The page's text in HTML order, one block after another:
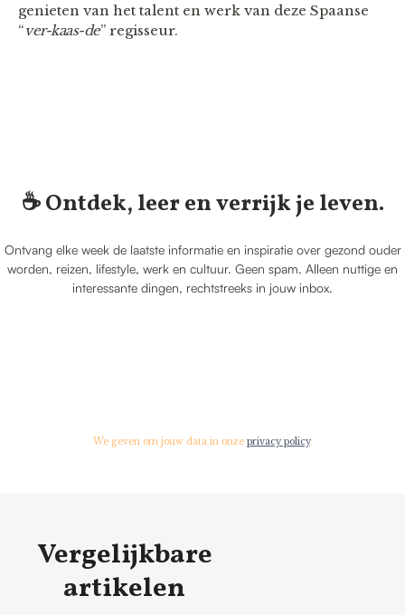
genieten van het talent en werk van deze Spaanse
“ver-kaas-de” regisseur.
☕️ Ontdek, leer en verrijk je leven.
Ontvang elke week de laatste informatie en inspiratie over gezond ouder
worden, reizen, lifestyle, werk en cultuur. Geen spam. Alleen nuttige en
interessante dingen, rechtstreeks in jouw inbox.
We geven om jouw data in onze privacy policy.
Vergelijkbare
artikelen